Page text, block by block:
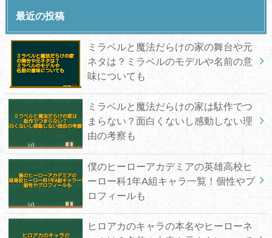
最近の投稿
ミラベルと魔法だらけの家の舞台や元
ネタは？ミラベルのモデルや名前の意
味についても
ミラベルと魔法だらけの家は駄作でつ
まらない？面白くないし感動しない理
由の考察も
僕のヒーローアカデミアの英雄高校ヒ
ーロー科1年A組キャラ一覧！個性やプ
ロフィールも
ヒロアカのキャラの本名やヒーローネ